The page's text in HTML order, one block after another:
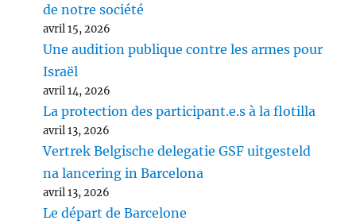
de notre société
avril 15, 2026
Une audition publique contre les armes pour
Israël
avril 14, 2026
La protection des participant.e.s à la flotilla
avril 13, 2026
Vertrek Belgische delegatie GSF uitgesteld
na lancering in Barcelona
avril 13, 2026
Le départ de Barcelone